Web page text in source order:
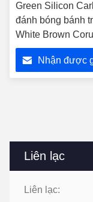
Liên lạc
Liên lạc:
Green Silicon
đánh bóng bánh
White Brown
Sand Wheel
Nhận được